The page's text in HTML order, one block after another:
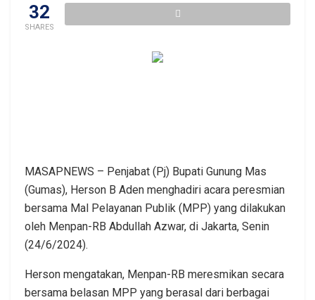
32
SHARES
MASAPNEWS – Penjabat (Pj) Bupati Gunung Mas
(Gumas), Herson B Aden menghadiri acara peresmian
bersama Mal Pelayanan Publik (MPP) yang dilakukan
oleh Menpan-RB Abdullah Azwar, di Jakarta, Senin
(24/6/2024).
Herson mengatakan, Menpan-RB meresmikan secara
bersama belasan MPP yang berasal dari berbagai